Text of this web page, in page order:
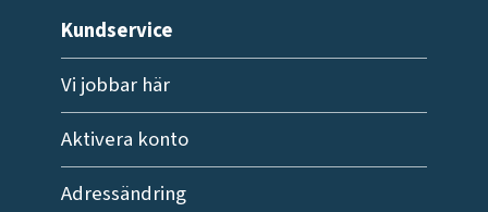
Kundservice
Vi jobbar här
Aktivera konto
Adressändring